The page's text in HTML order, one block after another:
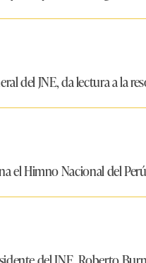
del JNE, da lectura a la
el Himno Nacional del